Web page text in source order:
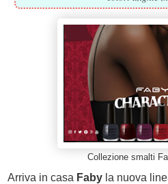
Collezione smalti
Arriva in casa Faby la nuova